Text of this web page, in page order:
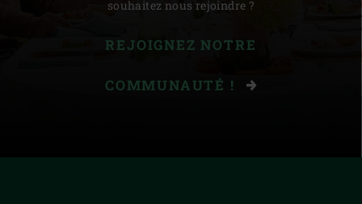
souhaitez nous rejoindre ?
REJOIGNEZ NOTRE
COMMUNAUTÉ !